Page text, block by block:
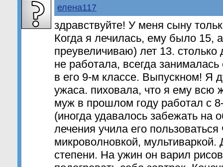
елена117
здравствуйте! У меня сыну
Когда я лечилась, ему было 15,
преувеличиваю) лет 13. столько
не работала, всегда
в его 9-м классе. Выпускном! Я
ужаса. пиховала, что я ему всю
муж в прошлом году работал с
(иногда удавалось забежать на
лечения учила его
микроволновкой, мультиваркой.
степени. На ужин он варил